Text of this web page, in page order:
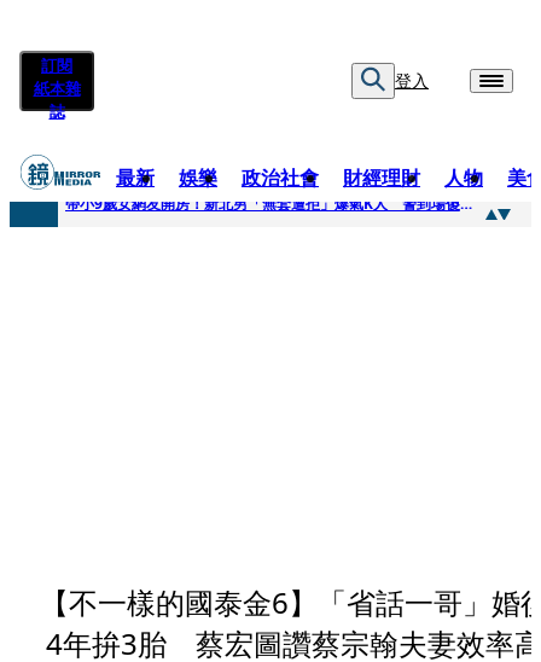
訂閱
紙本雜
誌
登入
最新 娛樂 政治社會 財經理財 人物 美
快訊
帶小9歲女網友開房！新北男「無套遭拒」爆氣K人 警到場傻眼搜到手銬、改造槍
【不一樣的國泰金6】「省話一哥」婚
4年拚3胎 蔡宏圖讚蔡宗翰夫妻效率